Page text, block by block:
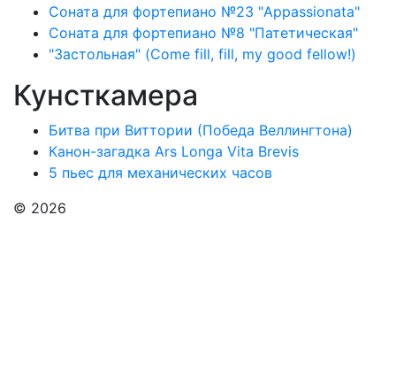
Соната для фортепиано №23 "Appassionata"
Соната для фортепиано №8 "Патетическая"
"Застольная" (Come fill, fill, my good fellow!)
Кунсткамера
Битва при Виттории (Победа Веллингтона)
Канон-загадка Ars Longa Vita Brevis
5 пьес для механических часов
© 2026